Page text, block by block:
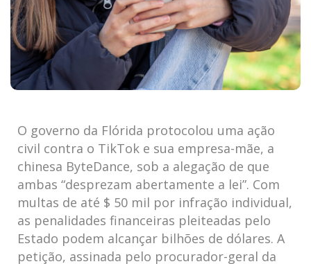
O governo da Flórida protocolou uma ação
civil contra o TikTok e sua empresa-mãe, a
chinesa ByteDance, sob a alegação de que
ambas “desprezam abertamente a lei”. Com
multas de até $ 50 mil por infração individual,
as penalidades financeiras pleiteadas pelo
Estado podem alcançar bilhões de dólares. A
petição, assinada pelo procurador-geral da